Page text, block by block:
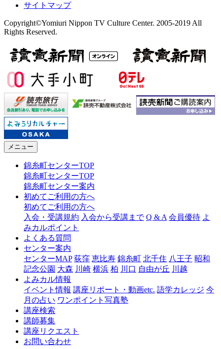
サイトマップ
Copyright©Yomiuri Nippon TV Culture Center. 2005-2019 All
Rights Reserved.
メニュー
錦糸町センターTOP
錦糸町センターTOP
錦糸町センター案内
初めてご利用の方へ
初めてご利用の方へ
入会・受講規約 入会から受講まで Q & A 会員優待 よ
みカルポイント
よくある質問
センター案内
センターMAP 荻窪 恵比寿 錦糸町 北千住 八王子 昭和
記念公園 大森 川崎 横浜 柏 川口 自由が丘 川越
よみカル情報
イベント情報 講座リポート・動画etc. 語学カレッジ 今
月の占い ワンポイント写真塾
講座検索
講師募集
講座リクエスト
お問い合わせ